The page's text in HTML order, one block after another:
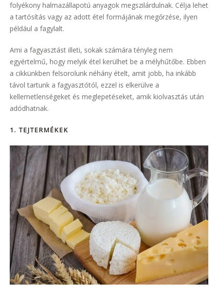
folyékony halmazállapotú anyagok megszilárdulnak. Célja lehet
a tartósítás vagy az adott étel formájának megőrzése, ilyen
például a fagylalt.
Ami a fagyasztást illeti, sokak számára tényleg nem
egyértelmű, hogy melyik étel kerülhet be a mélyhűtőbe. Ebben
a cikkünkben felsorolunk néhány ételt, amit jobb, ha inkább
távol tartunk a fagyasztótól, ezzel is elkerülve a
kellemetlenségeket és meglepetéseket, amik kiolvasztás után
adódhatnak.
1. TEJTERMÉKEK